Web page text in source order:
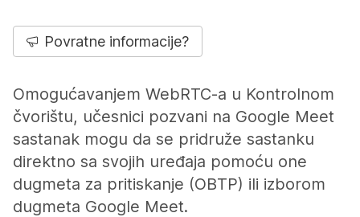
Povratne informacije?
Omogućavanjem WebRTC-a u Kontrolnom
čvorištu, učesnici pozvani na Google Meet
sastanak mogu da se pridruže sastanku
direktno sa svojih uređaja pomoću one
dugmeta za pritiskanje (OBTP) ili izborom
dugmeta Google Meet.